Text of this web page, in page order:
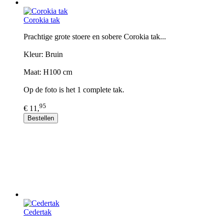
Corokia tak
Prachtige grote stoere en sobere Corokia tak...
Kleur: Bruin
Maat: H100 cm
Op de foto is het 1 complete tak.
€ 11,95
Bestellen
Cedertak